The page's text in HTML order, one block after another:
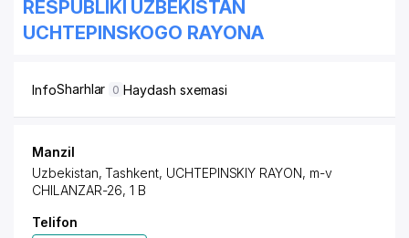
RESPUBLIKI UZBEKISTAN
UCHTEPINSKOGO RAYONA
InfoSharhlar 0 Haydash sxemasi
Manzil
Uzbekistan, Tashkent, UCHTEPINSKIY RAYON, m-v
CHILANZAR-26, 1 B
Telifon